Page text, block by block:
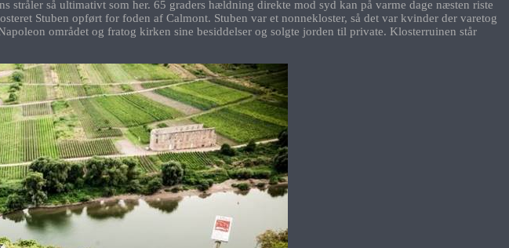
så ultimativt som her. 65 graders hældning direkte mod syd kan på varme dage næsten riste
Stuben opført for foden af Calmont. Stuben var et nonnekloster, så det var kvinder der varetog
området og fratog kirken sine besiddelser og solgte jorden til private. Klosterruinen står